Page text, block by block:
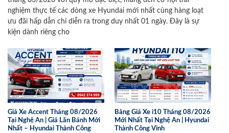
nghiệm thực tế các dòng xe Hyundai mới nhất cùng hàng loạt
ưu đãi hấp dẫn chỉ diễn ra trong duy nhất 01 ngày. Đây là sự
kiện dành riêng cho
Giá Xe Accent Tháng 08/2026
Tại Nghệ An | Giá Lăn Bánh Mới
Nhất – Hyundai Thành Công
Bảng Giá Xe i10 Tháng 08/2026
Mới Nhất Tại Nghệ An | Hyundai
Thành Công Vinh